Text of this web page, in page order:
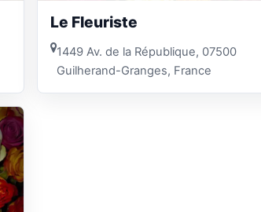
Le Fleuriste
1449 Av. de la République, 07500
Guilherand-Granges, France